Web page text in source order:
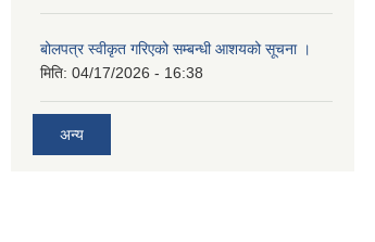
बोलपत्र स्वीकृत गरिएको सम्बन्धी आशयको सूचना ।
मिति: 04/17/2026 - 16:38
अन्य